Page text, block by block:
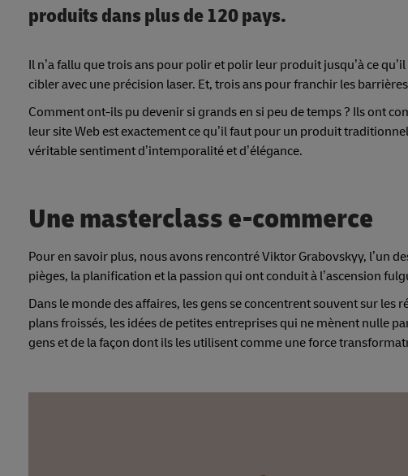
produits dans plus de 120 pays.
Il n’a fallu que trois ans pour polir et polir leur produit jusqu’à ce
cibler avec une précision laser. Et, trois ans pour franchir les
Comment ont-ils pu devenir si grands en si peu de temps ? Ils ont
leur site Web est exactement ce qu’il faut pour un produit traditionnel
véritable sentiment d’intemporalité et d’élégance.
Une masterclass e-commerce
Pour en savoir plus, nous avons rencontré Viktor Grabovskyy, l’un
pièges, la planification et la passion qui ont conduit à l’ascension
Dans le monde des affaires, les gens se concentrent souvent sur les
plans froissés, les idées de petites entreprises qui ne mènent nulle
gens et de la façon dont ils les utilisent comme une force